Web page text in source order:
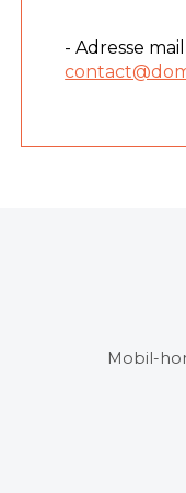
Mobil-
- Adresse